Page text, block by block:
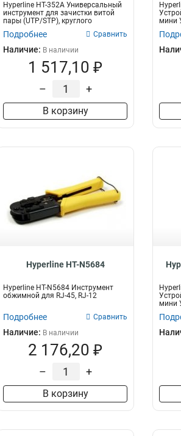
Hyperline HT-352A Универсальный
инструмент для зачистки витой
пары (UTP/STP), круглого
телефонн...
Подробнее Сравнить
Наличие: В наличии
1 517,10 ₽
– +
В корзину
мини
Hyperline HT-N5684
Hyperline HT-N5684 Инструмент
обжимной для RJ-45, RJ-12
Подробнее Сравнить
Наличие: В наличии
2 176,20 ₽
– +
В корзину
мини